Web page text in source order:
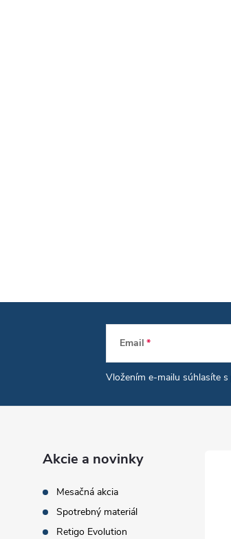
Email
Vložením e-mailu súhlasíte s
Akcie a novinky
Mesačná akcia
Spotrebný materiál
Retigo Evolution